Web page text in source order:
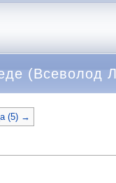
(Всеволод
(5) →